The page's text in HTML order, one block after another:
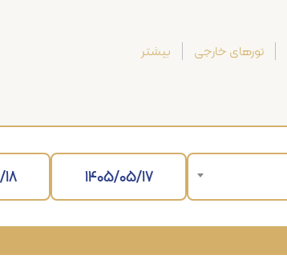
تورهای خارجی بیشتر